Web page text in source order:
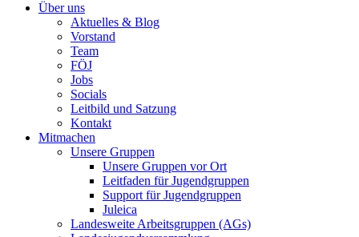
Über uns
Aktuelles & Blog
Vorstand
Team
FÖJ
Jobs
Socials
Leitbild und Satzung
Kontakt
Mitmachen
Unsere Gruppen
Unsere Gruppen vor Ort
Leitfaden für Jugendgruppen
Support für Jugendgruppen
Juleica
Landesweite Arbeitsgruppen (AGs)